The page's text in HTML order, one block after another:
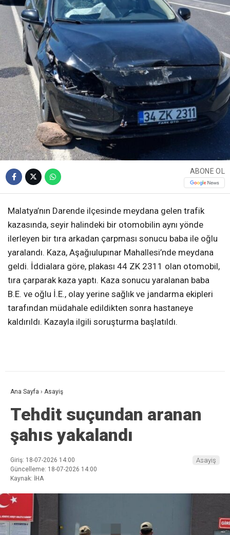
ABONE OL
Malatya’nın Darende ilçesinde meydana gelen trafik
kazasında, seyir halindeki bir otomobilin aynı yönde
ilerleyen bir tıra arkadan çarpması sonucu baba ile oğlu
yaralandı. Kaza, Aşağıulupınar Mahallesi’nde meydana
geldi. İddialara göre, plakası 44 ZK 2311 olan otomobil,
tıra çarparak kaza yaptı. Kaza sonucu yaralanan baba
B.E. ve oğlu İ.E., olay yerine sağlık ve jandarma ekipleri
tarafından müdahale edildikten sonra hastaneye
kaldırıldı. Kazayla ilgili soruşturma başlatıldı.
Ana Sayfa › Asayiş
Tehdit suçundan aranan
şahıs yakalandı
Giriş: 18-07-2026 14:00
Güncelleme: 18-07-2026 14:00
Kaynak: İHA
Asayiş